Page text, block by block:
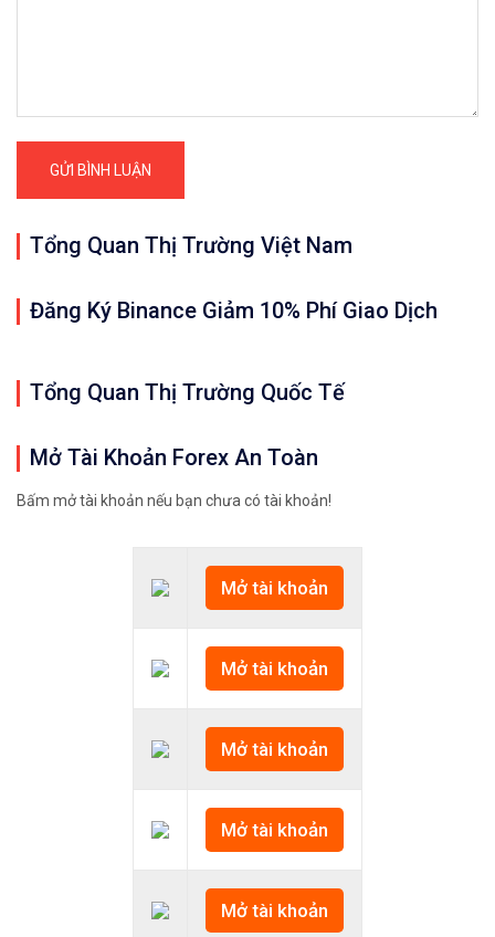
Tổng Quan Thị Trường Việt Nam
Đăng Ký Binance Giảm 10% Phí Giao Dịch
Tổng Quan Thị Trường Quốc Tế
Mở Tài Khoản Forex An Toàn
Bấm mở tài khoản nếu bạn chưa có tài khoản!
Mở tài khoản
Mở tài khoản
Mở tài khoản
Mở tài khoản
Mở tài khoản